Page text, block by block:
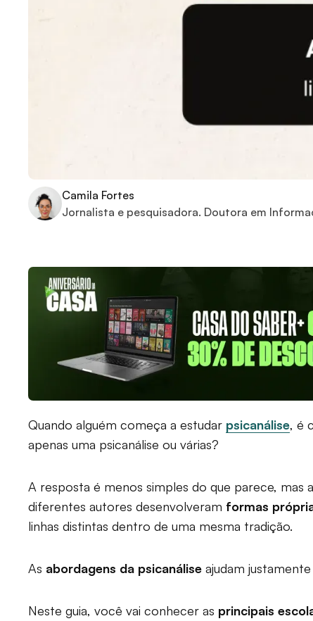
Camila Fortes
Jornalista e pesquisadora. Doutora em
Quando alguém começa a estudar psicanálise, é
apenas uma psicanálise ou várias?
A resposta é menos simples do que parece,
diferentes autores desenvolveram formas
linhas distintas dentro de uma mesma tradição.
As abordagens da psicanálise ajudam
Neste guia, você vai conhecer as principais